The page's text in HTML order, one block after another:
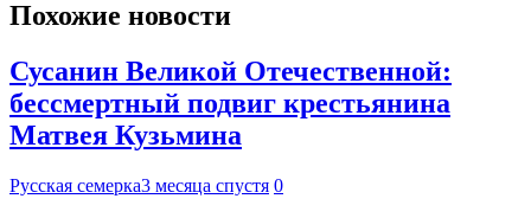
Похожие новости
Сусанин Великой Отечественной:
бессмертный подвиг крестьянина
Матвея Кузьмина
Русская семерка3 месяца спустя 0